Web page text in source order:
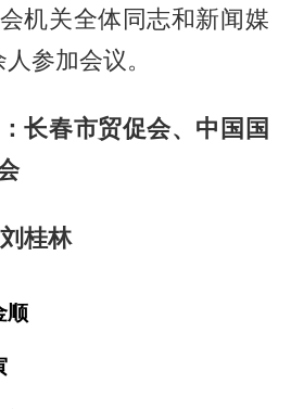
机关全体同志和新闻媒
参加会议。
春市贸促会、中国国
桂林
顺